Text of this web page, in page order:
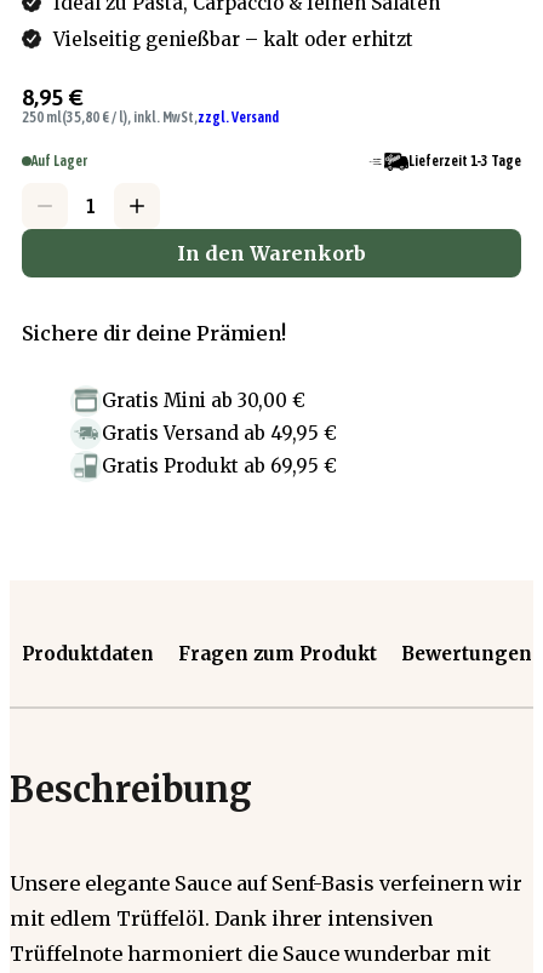
Vielseitig genießbar – kalt oder erhitzt
8,95 €
250 ml(35,80 € / l), inkl. MwSt,zzgl. Versand
Auf Lager Lieferzeit 1-3 Tage
In den Warenkorb
Sichere dir deine Prämien!
Gratis Mini ab 30,00 €
Gratis Versand ab 49,95 €
Gratis Produkt ab 69,95 €
Produktdaten Fragen zum Produkt Bewertungen
Beschreibung
Unsere elegante Sauce auf Senf-Basis verfeinern wir
mit edlem Trüffelöl. Dank ihrer intensiven
Trüffelnote harmoniert die Sauce wunderbar mit